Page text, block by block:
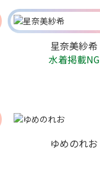
星奈美紗希
水着掲載NG
ゆめのれお